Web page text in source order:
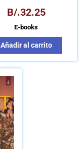
B/.32.25
E-books
Añadir al carrito